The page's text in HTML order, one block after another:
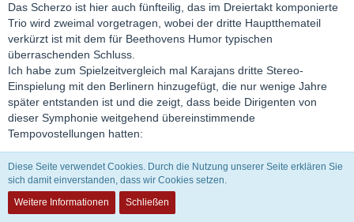
Das Scherzo ist hier auch fünfteilig, das im Dreiertakt komponierte
Trio wird zweimal vorgetragen, wobei der dritte Hauptthemateil
verkürzt ist mit dem für Beethovens Humor typischen
überraschenden Schluss.
Ich habe zum Spielzeitvergleich mal Karajans dritte Stereo-
Einspielung mit den Berlinern hinzugefügt, die nur wenige Jahre
später entstanden ist und die zeigt, dass beide Dirigenten von
dieser Symphonie weitgehend übereinstimmende
Tempovostellungen hatten:
Kempe: 11:04 - 9:59 - 5:40 - 5:32 -- 32:15 min.;
Karajan: 10:27 - 9:59 - 5:52 - 5:37 -- 31:55 min.;
Liebe Grüße
Diese Seite verwendet Cookies. Durch die Nutzung unserer Seite erklären Sie
sich damit einverstanden, dass wir Cookies setzen.
Weitere Informationen
Schließen